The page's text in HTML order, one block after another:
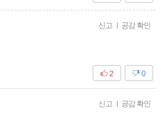
신고 | 공감 확인
0
2
신고 | 공감 확인